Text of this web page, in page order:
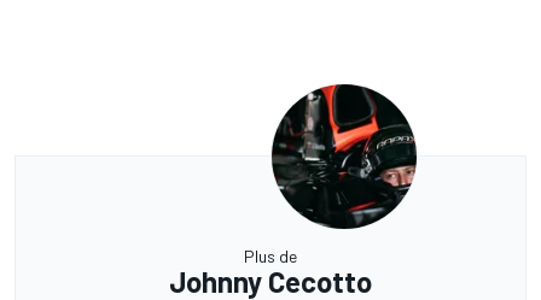
Plus de
Johnny Cecotto